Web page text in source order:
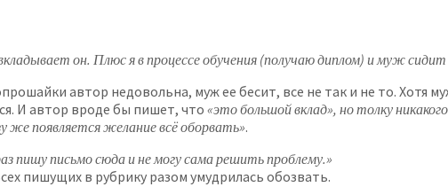
он. Плюс я в процессе обучения (получаю диплом) и муж сидит
автор недовольна, муж ее бесит, все не так и не то. Хотя
И автор вроде бы пишет, что «это большой вклад», но толку
же появляется желание всё оборвать».
письмо сюда и не могу сама решить проблему.»
пишущих в рубрику разом умудрилась обозвать.